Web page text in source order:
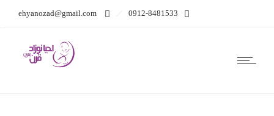
ehyanozad@gmail.com 0912-8481533